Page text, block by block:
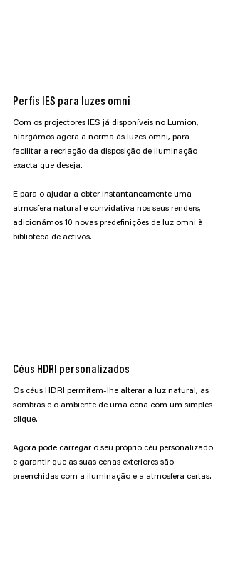
Perfis IES para luzes omni
Com os projectores IES já disponíveis no Lumion,
alargámos agora a norma às luzes omni, para
facilitar a recriação da disposição de iluminação
exacta que deseja.
E para o ajudar a obter instantaneamente uma
atmosfera natural e convidativa nos seus renders,
adicionámos 10 novas predefinições de luz omni à
biblioteca de activos.
Céus HDRI personalizados
Os céus HDRI permitem-lhe alterar a luz natural, as
sombras e o ambiente de uma cena com um simples
clique.
Agora pode carregar o seu próprio céu personalizado
e garantir que as suas cenas exteriores são
preenchidas com a iluminação e a atmosfera certas.